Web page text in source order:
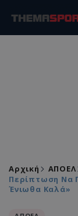
Αρχική ΑΠΟΕΛ
Περίπτωση Να
Ένιωθα Καλά»